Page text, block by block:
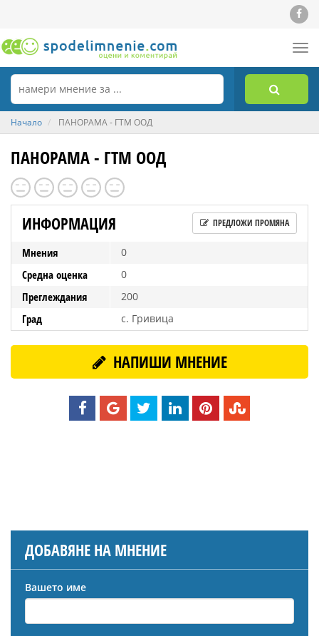
Начало ПАНОРАМА - ГТМ ООД
ПАНОРАМА - ГТМ ООД
ИНФОРМАЦИЯ ПРЕДЛОЖИ ПРОМЯНА
Мнения 0
Средна оценка 0
Преглеждания 200
Град с. Гривица
НАПИШИ МНЕНИЕ
ДОБАВЯНЕ НА МНЕНИЕ
Вашето име